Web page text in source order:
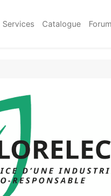
Services Catalogue Forum